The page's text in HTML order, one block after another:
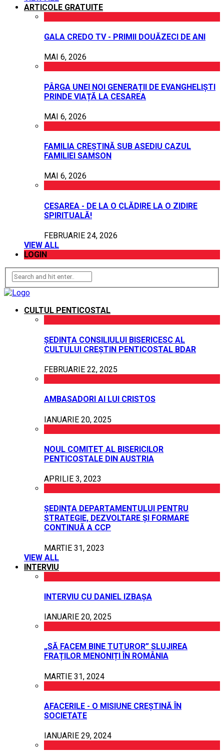
ARTICOLE GRATUITE
GALA CREDO TV - PRIMII DOUĂZECI DE ANI
MAI 6, 2026
PÂRGA UNEI NOI GENERAȚII DE EVANGHELIȘTI
PRINDE VIAȚĂ LA CESAREA
MAI 6, 2026
FAMILIA CREȘTINĂ SUB ASEDIU CAZUL
FAMILIEI SAMSON
MAI 6, 2026
CESAREA - DE LA O CLĂDIRE LA O ZIDIRE
SPIRITUALĂ!
FEBRUARIE 24, 2026
VIEW ALL
LOGIN
CULTUL PENTICOSTAL
ȘEDINȚA CONSILIULUI BISERICESC AL
CULTULUI CREȘTIN PENTICOSTAL BDAR
FEBRUARIE 22, 2025
AMBASADORI AI LUI CRISTOS
IANUARIE 20, 2025
NOUL COMITET AL BISERICILOR
PENTICOSTALE DIN AUSTRIA
APRILIE 3, 2023
ȘEDINȚA DEPARTAMENTULUI PENTRU
STRATEGIE, DEZVOLTARE ȘI FORMARE
CONTINUĂ A CCP
MARTIE 31, 2023
VIEW ALL
INTERVIU
INTERVIU CU DANIEL IZBAȘA
IANUARIE 20, 2025
„SĂ FACEM BINE TUTUROR” SLUJIREA
FRAȚILOR MENONIȚI ÎN ROMÂNIA
MARTIE 31, 2024
AFACERILE - O MISIUNE CREȘTINĂ ÎN
SOCIETATE
IANUARIE 29, 2024